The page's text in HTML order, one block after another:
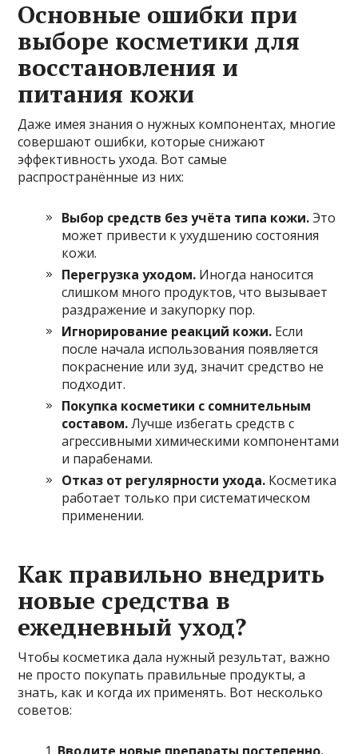
Основные ошибки при
выборе косметики для
восстановления и
питания кожи
Даже имея знания о нужных компонентах, многие
совершают ошибки, которые снижают
эффективность ухода. Вот самые
распространённые из них:
Выбор средств без учёта типа кожи.Это
может привести к ухудшению состояния
кожи.
Перегрузка уходом. Иногда наносится
слишком много продуктов, что вызывает
раздражение и закупорку пор.
Игнорирование реакций кожи. Если
после начала использования появляется
покраснение или зуд, значит средство не
подходит.
Покупка косметики с сомнительным
составом.Лучше избегать средств с
агрессивными химическими компонентами
и парабенами.
Отказ от регулярности ухода. Косметика
работает только при систематическом
применении.
Как правильно внедрить
новые средства в
ежедневный уход?
Чтобы косметика дала нужный результат, важно
не просто покупать правильные продукты, а
знать, как и когда их применять. Вот несколько
советов: